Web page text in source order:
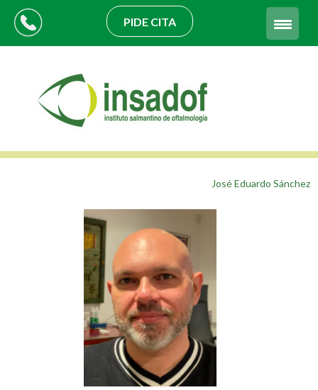
PIDE CITA
José Eduardo Sánchez